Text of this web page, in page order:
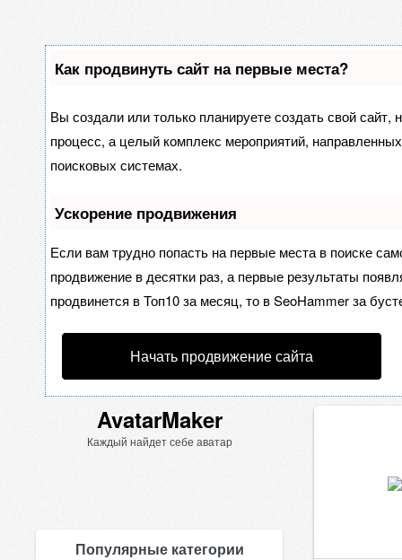
Как продвинуть сайт на первые места?
Вы создали или только планируете создать свой сайт,
процесс, а целый комплекс мероприятий,
поисковых системах.
Ускорение продвижения
Если вам трудно попасть на первые места в поиске
продвижение в десятки раз, а первые результаты
продвинется в Топ10 за месяц, то вSeoHammerза
Начать продвижение сайта
AvatarMaker
Каждый найдет себе аватар
Популярные категории